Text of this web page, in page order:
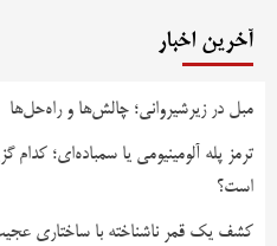
آخرین اخبار
مبل در زیرشیروانی؛ چالش‌ها و راه‌حل‌ها
ترمز پله آلومینیومی یا سمباده‌ای؛
است؟
کشف یک قمر ناشناخته با ساختاری